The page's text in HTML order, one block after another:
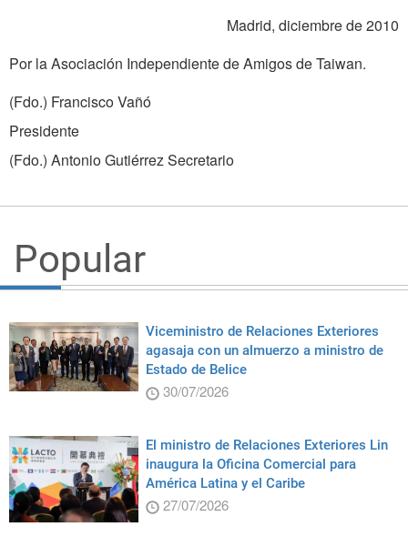
Madrid, diciembre de 2010
Por la Asociación Independiente de Amigos de Taiwan.
(Fdo.) Francisco Vañó
Presidente
(Fdo.) Antonio Gutiérrez Secretario
Popular
Viceministro de Relaciones Exteriores
agasaja con un almuerzo a ministro de
Estado de Belice
30/07/2026
El ministro de Relaciones Exteriores Lin
inaugura la Oficina Comercial para
América Latina y el Caribe
27/07/2026